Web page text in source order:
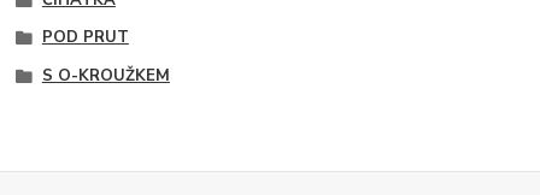
POD PRUT
S O-KROUŽKEM